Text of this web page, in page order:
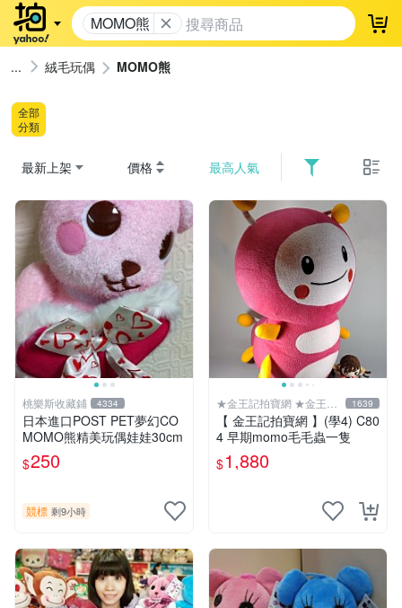
MOMO熊 登
絨毛玩偶 MOMO熊
全部
分類
最新上架 價格 最高人氣
桃樂斯收藏鋪 4334
日本進口POST PET夢幻CO
MOMO熊精美玩偶娃娃30cm
$250
競標 剩9小時
★金王記拍寶網 ★金王記
拍寶趣
1639
【 金王記拍寶網 】(學4) C80
4 早期momo毛毛蟲一隻
$1,880